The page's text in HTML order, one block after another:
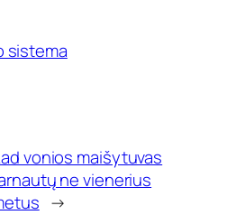
sistema
vonios maišytuvas
ne vienerius
→